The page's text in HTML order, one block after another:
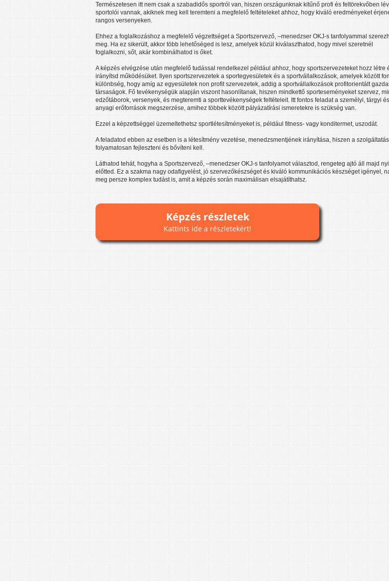
Természetesen itt nem csak a szabadidős sportról van, hiszen országunknak kitűnő profi és feltörekvőben
sportolói vannak, akiknek meg kell teremteni a megfelelő feltételeket ahhoz, hogy kiváló eredményeket
rangos versenyeken.
Ehhez a foglalkozáshoz a megfelelő végzettséget a Sportszervező, –menedzser OKJ-s tanfolyammal
meg. Ha ez sikerült, akkor több lehetőséged is lesz, amelyek közül kiválaszthatod, hogy mivel szeretnél
foglalkozni, sőt, akár kombinálhatod is őket.
A képzés elvégzése után megfelelő tudással rendelkezel például ahhoz, hogy sportszervezeteket hozz létre
irányítsd működésüket. Ilyen sportszervezetek a sportegyesületek és a sportvállalkozások, amelyek között
különbség, hogy amíg az egyesületek non profit szervezetek, addig a sportvállalkozások profitorientált
társaságok. Fő tevékenységük alapján viszont hasonlítanak, hiszen mindkettő sporteseményeket szervez,
edzőtáborok, versenyek, és megteremti a sporttevékenységek feltételeit. Itt fontos feladat a személyi, tárgyi és
anyagi erőforrások megszerzése, amihez többek között pályázatírási ismeretekre is szükség van.
Ezzel a képzettséggel üzemeltethetsz sportlétesítményeket is, például fitness- vagy konditermet, uszodát.
A feladatod ebben az esetben is a létesítmény vezetése, menedzsmentjének irányítása, hiszen a
folyamatosan fejleszteni és bővíteni kell.
Láthatod tehát, hogyha a Sportszervező, –menedzser OKJ-s tanfolyamot választod, rengeteg ajtó áll majd
előtted. Ez a szakma nagy odafigyelést, jó szervezőkészséget és kiváló kommunikációs készséget igényel,
meg persze komplex tudást is, amit a képzés során maximálisan elsajátíthatsz.
Képzés részletek
Kattints ide a részletekért!